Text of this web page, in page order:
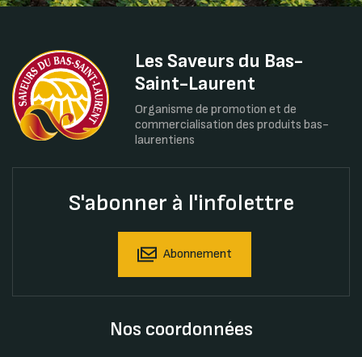
Les Saveurs du Bas-
Saint-Laurent
Organisme de promotion et de
commercialisation des produits bas-
laurentiens
S'abonner à l'infolettre
Abonnement
Nos coordonnées